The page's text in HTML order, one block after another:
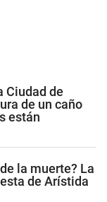
Ciudad de
de un caño
están
la muerte? La
de Arístida